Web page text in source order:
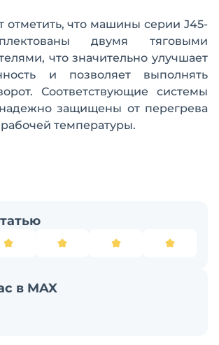
отметить, что машины серии J45-
двумя тяговыми
что значительно улучшает
и позволяет выполнять
Соответствующие системы
защищены от перегрева
температуры.
в MAX